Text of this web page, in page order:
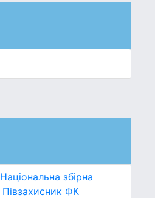
Національна збірна
Півзахисник ФК